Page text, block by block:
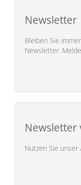
Newsletter
Bleiben Sie
Newsletter.
Newsletter
Nutzen Sie unser